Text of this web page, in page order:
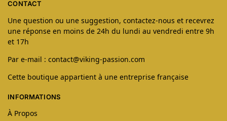
CONTACT
Une question ou une suggestion, contactez-nous et recevrez
une réponse en moins de 24h du lundi au vendredi entre 9h
et 17h
Par e-mail : contact@viking-passion.com
Cette boutique appartient à une entreprise française
INFORMATIONS
À Propos